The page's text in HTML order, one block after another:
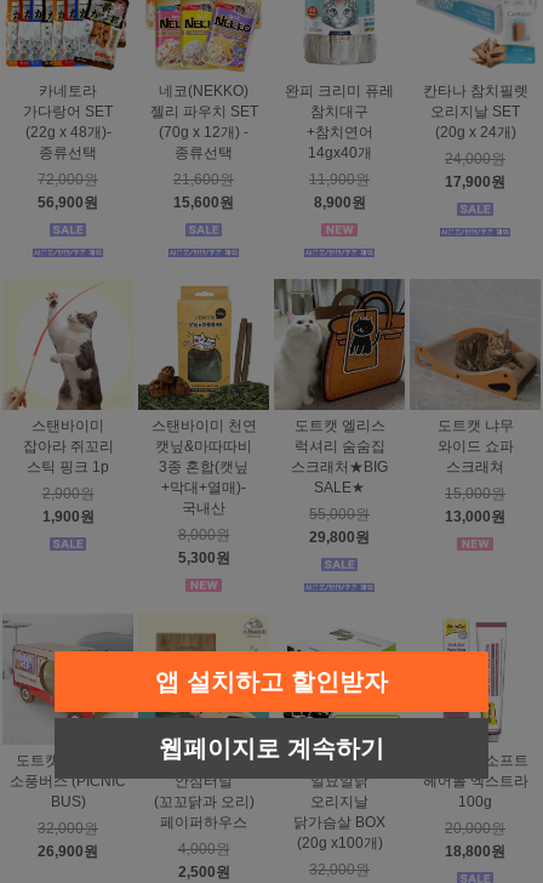
카네토라
가다랑어 SET
(22g x 48개)-
종류선택
72,000원
56,900원
네코(NEKKO)
젤리 파우치 SET
(70g x 12개) -
종류선택
21,600원
15,600원
완피 크리미 퓨레
참치대구
+참치연어
14gx40개
11,900원
8,900원
칸타나 참치필렛
오리지날 SET
(20g x 24개)
24,000원
17,900원
스탠바이미
잡아라 쥐꼬리
스틱 핑크 1p
2,900원
1,900원
스탠바이미 천연
캣닢&마따따비
3종 혼합(캣닢
+막대+열매)-
국내산
8,000원
5,300원
도트캣 엘리스
럭셔리 숨숨집
스크래처★BIG
SALE★
55,000원
29,800원
도트캣 냐무
와이드 쇼파
스크래쳐
15,000원
13,000원
도트캣 스크래처
소풍버스 (PICNIC
BUS)
32,000원
26,900원
스탠바이미
안심터널
(꼬꼬닭과 오리)
페이퍼하우스
4,000원
2,500원
태비토퍼
일묘일닭
오리지날
닭가슴살 BOX
(20g x100개)
32,000원
짐펫 몰트소프트
헤어볼 엑스트라
100g
20,000원
18,800원
앱 설치하고 할인받자
웹페이지로 계속하기